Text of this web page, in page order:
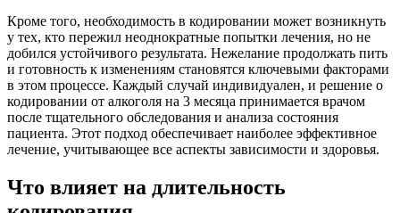
Кроме того, необходимость в кодировании может возникнуть
у тех, кто пережил неоднократные попытки лечения, но не
добился устойчивого результата. Нежелание продолжать пить
и готовность к изменениям становятся ключевыми факторами
в этом процессе. Каждый случай индивидуален, и решение о
кодировании от алкоголя на 3 месяца принимается врачом
после тщательного обследования и анализа состояния
пациента. Этот подход обеспечивает наиболее эффективное
лечение, учитывающее все аспекты зависимости и здоровья.
Что влияет на длительность